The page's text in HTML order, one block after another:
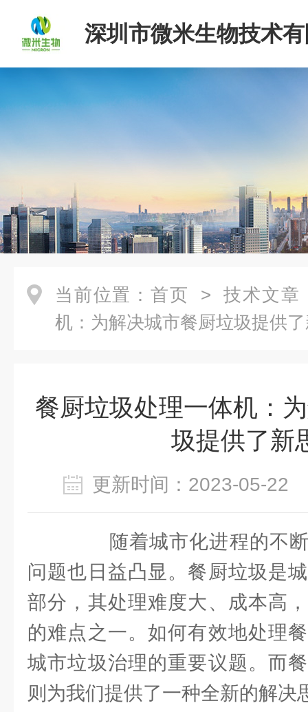
深圳市微米生物技术
当前位置： 首页 > 技术文章
机：为解决城市餐厨垃圾提供
餐厨垃圾处理一体机：
圾提供了新
更新时间：2023-05-
随着城市化进程的不断
问题也日益凸显。餐厨垃圾是
部分，其处理难度大、成本高
的难点之一。如何有效地处理
城市垃圾治理的重要议题。而
则为我们提供了一种全新的解决